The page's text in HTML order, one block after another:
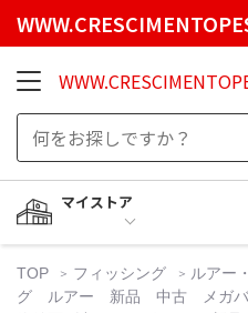
マイストア
TOP フィッシング ルアー
グ ルアー 新品 中古 メガバ